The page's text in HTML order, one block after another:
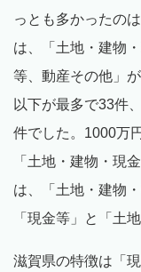
っとも多かったの
は、「土地・建物
等、動産その他」
以下が最多で33件
件でした。1000万
「土地・建物・現
は、「土地・建物
「現金等」と「土
滋賀県の特徴は「